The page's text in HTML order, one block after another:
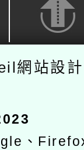
網站設
、